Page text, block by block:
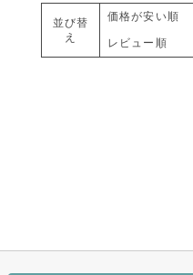
並び替
え
価格が安い順
レビュー順